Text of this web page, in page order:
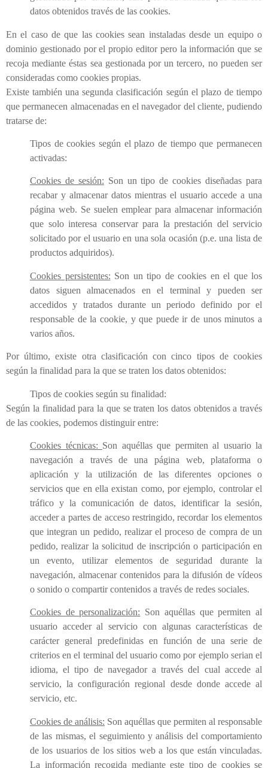
datos obtenidos través de las cookies.
En el caso de que las cookies sean instaladas desde un equipo o
dominio gestionado por el propio editor pero la información que se
recoja mediante éstas sea gestionada por un tercero, no pueden ser
consideradas como cookies propias.
Existe también una segunda clasificación según el plazo de tiempo
que permanecen almacenadas en el navegador del cliente, pudiendo
tratarse de:
Tipos de cookies según el plazo de tiempo que permanecen
activadas:
Cookies de sesión: Son un tipo de cookies diseñadas para
recabar y almacenar datos mientras el usuario accede a una
página web. Se suelen emplear para almacenar información
que solo interesa conservar para la prestación del servicio
solicitado por el usuario en una sola ocasión (p.e. una lista de
productos adquiridos).
Cookies persistentes: Son un tipo de cookies en el que los
datos siguen almacenados en el terminal y pueden ser
accedidos y tratados durante un periodo definido por el
responsable de la cookie, y que puede ir de unos minutos a
varios años.
Por último, existe otra clasificación con cinco tipos de cookies
según la finalidad para la que se traten los datos obtenidos:
Tipos de cookies según su finalidad:
Según la finalidad para la que se traten los datos obtenidos a través
de las cookies, podemos distinguir entre:
Cookies técnicas: Son aquéllas que permiten al usuario la
navegación a través de una página web, plataforma o
aplicación y la utilización de las diferentes opciones o
servicios que en ella existan como, por ejemplo, controlar el
tráfico y la comunicación de datos, identificar la sesión,
acceder a partes de acceso restringido, recordar los elementos
que integran un pedido, realizar el proceso de compra de un
pedido, realizar la solicitud de inscripción o participación en
un evento, utilizar elementos de seguridad durante la
navegación, almacenar contenidos para la difusión de vídeos
o sonido o compartir contenidos a través de redes sociales.
Cookies de personalización: Son aquéllas que permiten al
usuario acceder al servicio con algunas características de
carácter general predefinidas en función de una serie de
criterios en el terminal del usuario como por ejemplo serian el
idioma, el tipo de navegador a través del cual accede al
servicio, la configuración regional desde donde accede al
servicio, etc.
Cookies de análisis: Son aquéllas que permiten al responsable
de las mismas, el seguimiento y análisis del comportamiento
de los usuarios de los sitios web a los que están vinculadas.
La información recogida mediante este tipo de cookies se